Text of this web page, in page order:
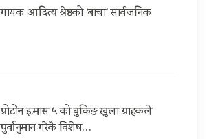
गायक आदित्य श्रेष्ठको ‘बाचा’ सार्वजनिक
प्रोटोन इ.मास ५ को बुकिङ खुला ग्राहकले
पुर्वानुमान गरेकै विशेष…